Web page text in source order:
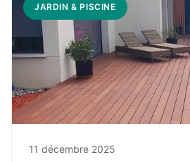
JARDIN & PISCINE
11 décembre 2025